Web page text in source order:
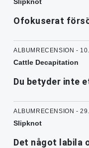
Ofokuserat
ALBUMRECENSION -
Cattle Decapitation
Du betyder inte
ALBUMRECENSION -
Slipknot
Det något labila